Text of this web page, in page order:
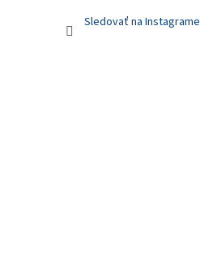
Sledovať na Instagrame